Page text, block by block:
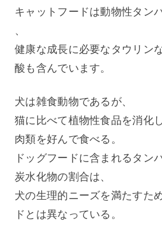
キャットフードは動物性タン
、
健康な成長に必要なタウリン
酸も含んでいます。
犬は雑食動物であるが、
猫に比べて植物性食品を消化
肉類を好んで食べる。
ドッグフードに含まれるタン
炭水化物の割合は、
犬の生理的ニーズを満たすた
ドとは異なっている。